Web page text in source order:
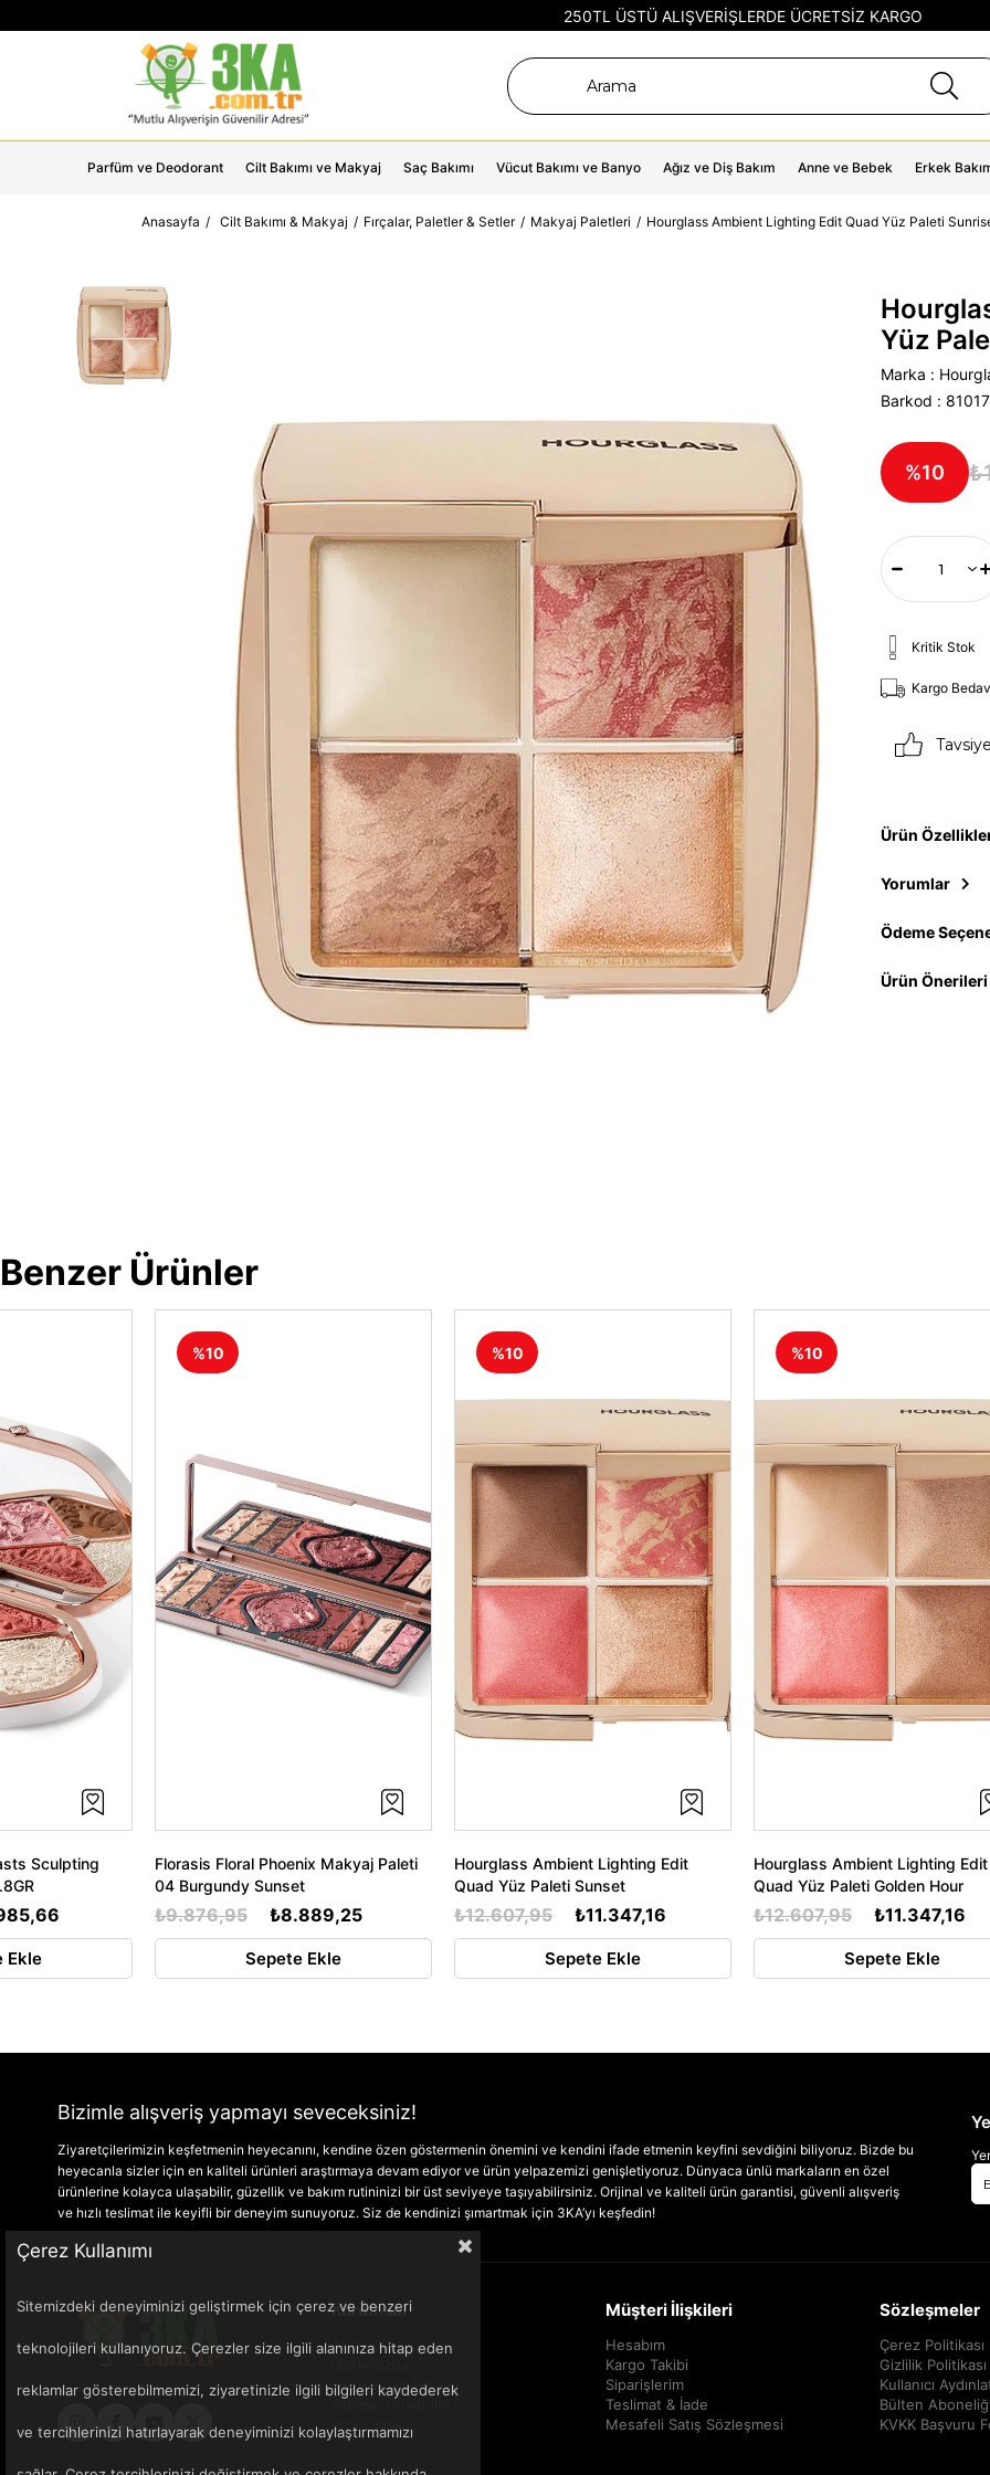
250TL ÜSTÜ ALIŞVERİŞLERDE ÜCRETSİZ KARGO
Parfüm ve Deodorant Cilt Bakımı ve Makyaj Saç Bakımı Vücut Bakımı ve Banyo Ağız ve Diş Bakım Anne ve Bebek Erkek
Anasayfa Cilt Bakımı & Makyaj Fırçalar, Paletler & Setler Makyaj Paletleri Hourglass Ambient Lighting Edit Quad Yüz Paleti
Yüz
Marka :
Barkod :
10
Kritik Stok
Kargo
Ürün
Yorumlar
Ödeme
Ürün Önerileri
Benzer Ürünler
Sculpting
Ekle
Florasis Floral Phoenix Makyaj Paleti
04 Burgundy Sunset
₺8.889,25
₺9.876,95
Sepete Ekle
%10
Hourglass Ambient Lighting Edit
Quad Yüz Paleti Sunset
₺11.347,16
₺12.607,95
Sepete Ekle
%10
Hourglass Ambient Lighting Edit
Quad Yüz Paleti Golden Hour
₺11.347,16
₺12.607,95
Sepete Ekle
%10
Bizimle alışveriş yapmayı seveceksiniz!
Ziyaretçilerimizin keşfetmenin heyecanını, kendine özen göstermenin önemini ve kendini ifade etmenin keyfini sevdiğini biliyoruz. Bizde bu
heyecanla sizler için en kaliteli ürünleri araştırmaya devam ediyor ve ürün yelpazemizi genişletiyoruz. Dünyaca ünlü markaların en özel
ürünlerine kolayca ulaşabilir, güzellik ve bakım rutininizi bir üst seviyeye taşıyabilirsiniz. Orijinal ve kaliteli ürün garantisi, güvenli alışveriş
ve hızlı teslimat ile keyifli bir deneyim sunuyoruz. Siz de kendinizi şımartmak için 3KA’yı keşfedin!
Kurumsal
Anasayfa
Sık Sorulan Sorular
Ödeme Güvenliği
Bize Ulaşın
Müşteri İlişkileri
Hesabım
Kargo Takibi
Siparişlerim
Teslimat & İade
Mesafeli Satış Sözleşmesi
Sözleşmeler
Çerez Politikası
Gizlilik Politikası
Kullanıcı
Bülten
KVKK Başvuru
Çerez Kullanımı
Sitemizdeki deneyiminizi geliştirmek için çerez ve benzeri
teknolojileri kullanıyoruz. Çerezler size ilgili alanınıza hitap eden
reklamlar gösterebilmemizi, ziyaretinizle ilgili bilgileri kaydederek
ve tercihlerinizi hatırlayarak deneyiminizi kolaylaştırmamızı